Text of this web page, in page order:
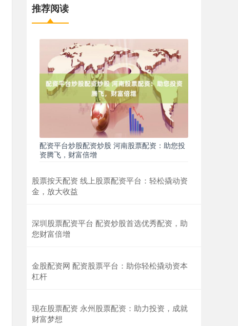
推荐阅读
配资平台炒股配资炒股 河南股票配资：助您投
资腾飞，财富倍增
股票按天配资 线上股票配资平台：轻松撬动资
金，放大收益
深圳股票配资平台 配资炒股首选优秀配资，助
您财富倍增
金股配资网 配资股票平台：助你轻松撬动资本
杠杆
现在股票配资 永州股票配资：助力投资，成就
财富梦想